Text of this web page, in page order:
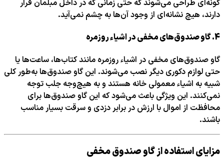
گونه‌ای طراحی می‌شوند که حتی زمانی که در داخل مبلمان قرار
دارند، هیچ نشانه‌ای از وجود آن‌ها به چشم نمی‌آید.
4. گاو صندوق‌های مخفی در اشیاء روزمره
گاو صندوق‌های مخفی در اشیاء روزمره مانند کتاب‌ها، ساعت‌ها یا
حتی لوازم دکوری دیگر نصب می‌شوند. این گاو صندوق‌ها به‌طور کلی
شبیه به اشیاء معمولی خانه هستند و به هیچ‌وجه جلب توجه
نمی‌کنند. این ویژگی باعث می‌شود که این گاو صندوق‌ها برای
محافظت از اموال با ارزش در برابر دزدی و سرقت بسیار مناسب
باشند.
مزایای استفاده از گاو صندوق مخفی